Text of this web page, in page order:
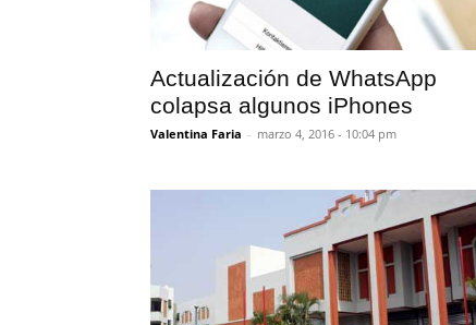
Actualización de WhatsApp
colapsa algunos iPhones
Valentina Faria - marzo 4, 2016 - 10:04 pm